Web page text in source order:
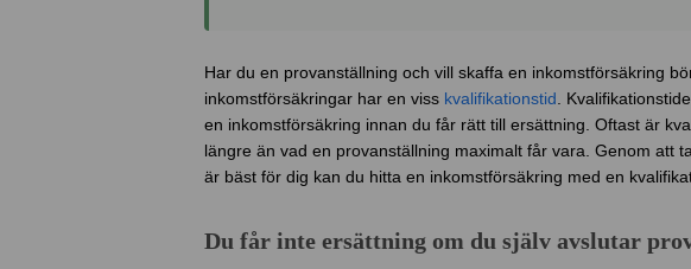
Har du en provanställning och vill skaffa en inkomstförsäkring
inkomstförsäkringar har en viss kvalifikationstid .
en inkomstförsäkring innan du får rätt till ersättning. Oftast är
längre än vad en provanställning maximalt får vara. Genom att
är bäst för dig kan du hitta en inkomstförsäkring med en
Du får inte ersättning om du själv avslutar